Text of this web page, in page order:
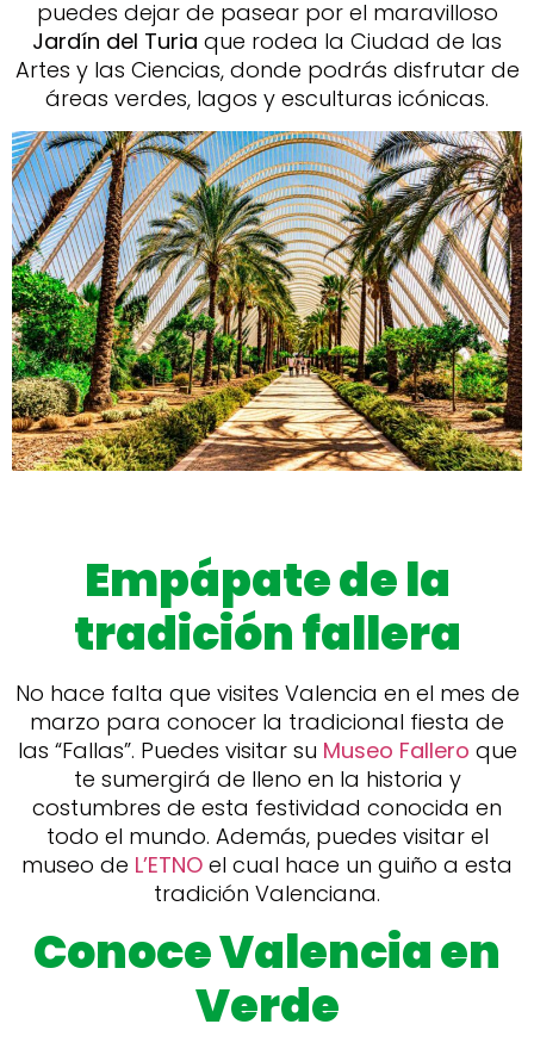
puedes dejar de pasear por el maravilloso
Jardín del Turia que rodea la Ciudad de las
Artes y las Ciencias, donde podrás disfrutar de
áreas verdes, lagos y esculturas icónicas.
Empápate de la
tradición fallera
No hace falta que visites Valencia en el mes de
marzo para conocer la tradicional fiesta de
las “Fallas”. Puedes visitar su Museo Fallero que
te sumergirá de lleno en la historia y
costumbres de esta festividad conocida en
todo el mundo. Además, puedes visitar el
museo de L’ETNO el cual hace un guiño a esta
tradición Valenciana.
Conoce Valencia en
Verde